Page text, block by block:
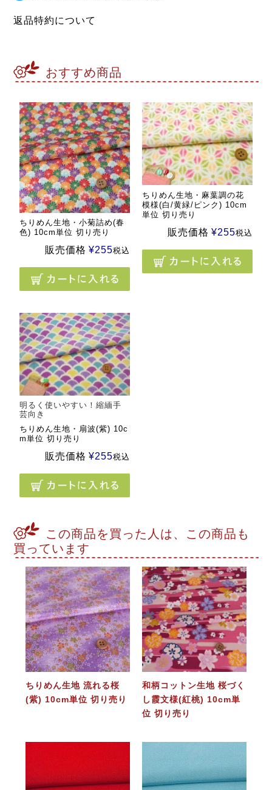
返品特約について
おすすめ商品
ちりめん生地・小菊詰め(春
色) 10cm単位 切り売り
販売価格 ¥255税込
ちりめん生地・麻葉調の花
模様(白/黄緑/ピンク) 10cm
単位 切り売り
販売価格 ¥255税込
明るく使いやすい！縮緬手
芸向き
ちりめん生地・扇波(紫) 10c
m単位 切り売り
販売価格 ¥255税込
この商品を買った人は、この商品も
買っています
ちりめん生地 流れる桜
(紫) 10cm単位 切り売り
和柄コットン生地 桜づく
し霞文様(紅桃) 10cm単
位 切り売り